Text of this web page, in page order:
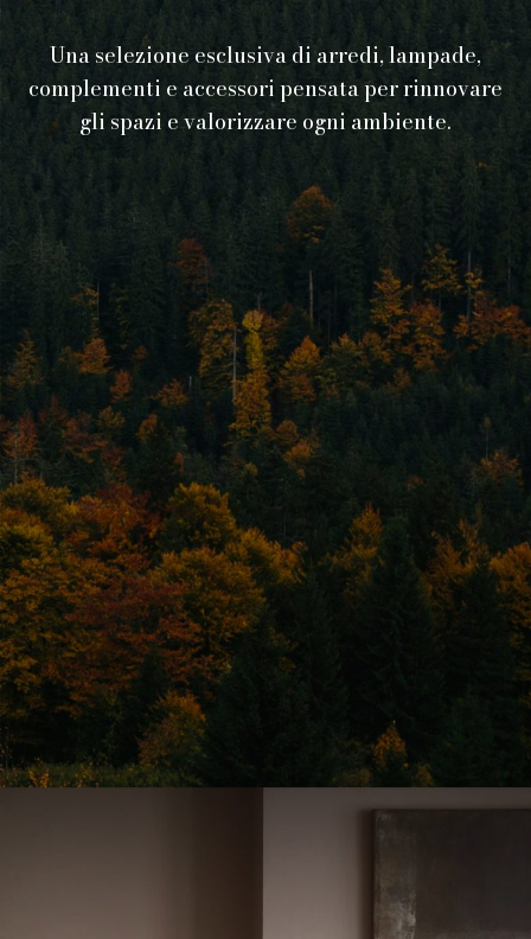
Una selezione esclusiva di arredi, lampade,
complementi e accessori pensata per rinnovare
gli spazi e valorizzare ogni ambiente.